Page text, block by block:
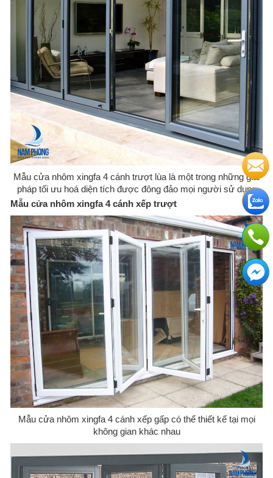
Mẫu cửa nhôm xingfa 4 cánh trượt lùa là một trong những giải
pháp tối ưu hoá diện tích được đông đảo mọi người sử dụng
Mẫu cửa nhôm xingfa 4 cánh xếp trượt
Mẫu cửa nhôm xingfa 4 cánh xếp gấp có thể thiết kế tại mọi
không gian khác nhau